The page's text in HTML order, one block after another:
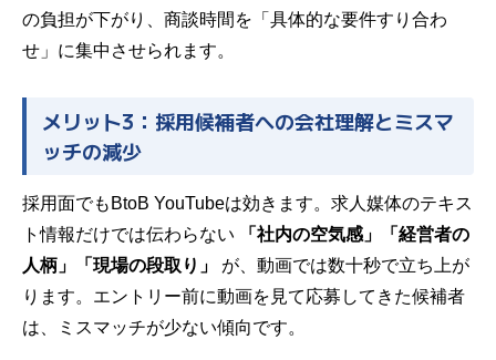
の負担が下がり、商談時間を「具体的な要件すり合わ
せ」に集中させられます。
メリット3：採用候補者への会社理解とミスマ
ッチの減少
採用面でもBtoB YouTubeは効きます。求人媒体のテキス
ト情報だけでは伝わらない
「社内の空気感」「経営者の
人柄」「現場の段取り」
が、動画では数十秒で立ち上が
ります。エントリー前に動画を見て応募してきた候補者
は、ミスマッチが少ない傾向です。